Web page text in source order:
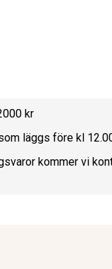
kr
läggs före kl
kommer vi